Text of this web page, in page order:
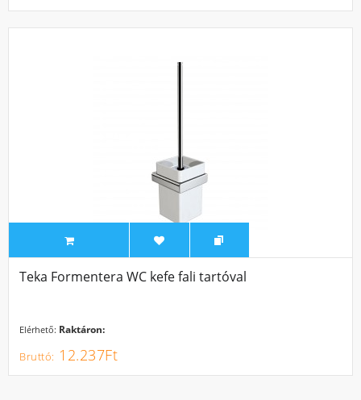
Teka Formentera WC kefe fali tartóval
Elérhető: Raktáron:
12.237Ft